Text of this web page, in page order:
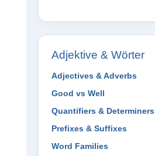
Adjektive & Wörter
Adjectives & Adverbs
Good vs Well
Quantifiers & Determiners
Prefixes & Suffixes
Word Families